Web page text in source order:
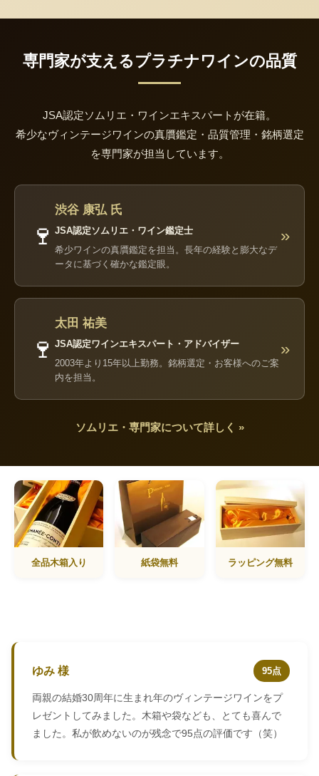
専門家が支えるプラチナワインの品質
JSA認定ソムリエ・ワインエキスパートが在籍。
希少なヴィンテージワインの真贋鑑定・品質管理・銘柄選定
を専門家が担当しています。
🍷
渋谷 康弘 氏
JSA認定ソムリエ・ワイン鑑定士
希少ワインの真贋鑑定を担当。長年の経験と膨大なデ
ータに基づく確かな鑑定眼。
»
🍷
太田 祐美
JSA認定ワインエキスパート・アドバイザー
2003年より15年以上勤務。銘柄選定・お客様へのご案
内を担当。
»
ソムリエ・専門家について詳しく »
全品木箱入り 紙袋無料 ラッピング無料
ゆみ 様 95点
両親の結婚30周年に生まれ年のヴィンテージワインをプ
レゼントしてみました。木箱や袋なども、とても喜んで
ました。私が飲めないのが残念で95点の評価です（笑）